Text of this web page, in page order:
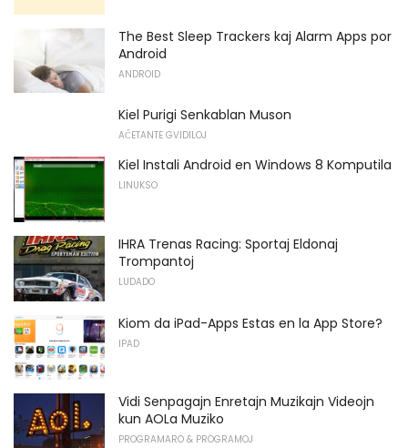
The Best Sleep Trackers kaj Alarm Apps por
Android
ANDROID
Kiel Purigi Senkablan Muson
AĈETANTE GVIDILOJ
Kiel Instali Android en Windows 8 Komputila
LINUKSO
IHRA Trenas Racing: Sportaj Eldonaj
Trompantoj
LUDADO
Kiom da iPad-Apps Estas en la App Store?
IPAD
Vidi Senpagajn Enretajn Muzikajn Videojn
kun AOLa Muziko
PROGRAMARO & PROGRAMOJ